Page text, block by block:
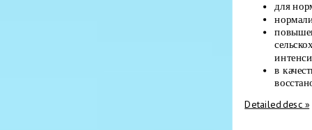
для
в
Detailed desc »